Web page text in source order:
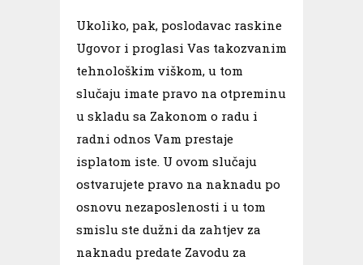
Ukoliko, pak, poslodavac raskine
Ugovor i proglasi Vas takozvanim
tehnološkim viškom, u tom
slučaju imate pravo na otpreminu
u skladu sa Zakonom o radu i
radni odnos Vam prestaje
isplatom iste. U ovom slučaju
ostvarujete pravo na naknadu po
osnovu nezaposlenosti i u tom
smislu ste dužni da zahtjev za
naknadu predate Zavodu za